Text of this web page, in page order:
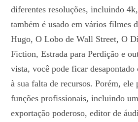
diferentes resoluções, incluindo
também é usado em vários filmes
Hugo, O Lobo de Wall Street, O
Fiction, Estrada para Perdição e
vista, você pode ficar
à sua falta de recursos. Porém, ele
funções profissionais, incluindo
exportação poderoso, editor de